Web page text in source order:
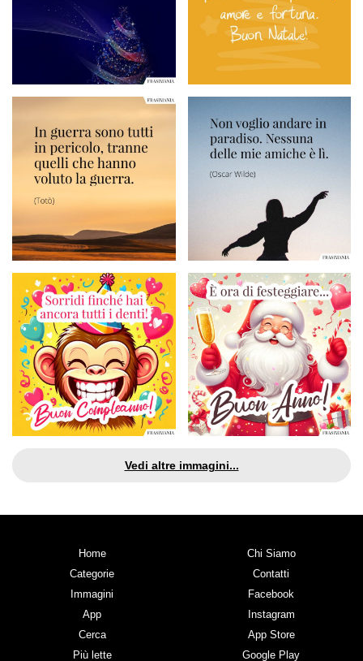
Vedi altre immagini...
Home
Categorie
Immagini
App
Cerca
Più lette
Chi Siamo
Contatti
Facebook
Instagram
App Store
Google Play